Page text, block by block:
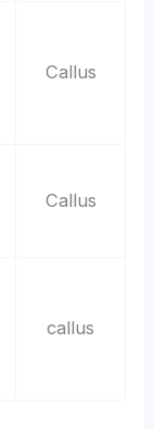
Callus
Callus
callus